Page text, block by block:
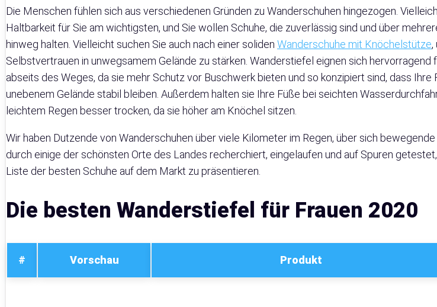
Die Menschen fühlen sich aus verschiedenen Gründen zu Wanderschuhen hingezogen.
Haltbarkeit für Sie am wichtigsten, und Sie wollen Schuhe, die zuverlässig sind und über
hinweg halten. Vielleicht suchen Sie auch nach einer soliden Wanderschuhe mit Knöchelstütze,
Selbstvertrauen in unwegsamem Gelände zu stärken. Wanderstiefel eignen sich hervorragend
abseits des Weges, da sie mehr Schutz vor Buschwerk bieten und so konzipiert sind, dass Ihre
unebenem Gelände stabil bleiben. Außerdem halten sie Ihre Füße bei seichten
leichtem Regen besser trocken, da sie höher am Knöchel sitzen.
Wir haben Dutzende von Wanderschuhen über viele Kilometer im Regen, über sich
durch einige der schönsten Orte des Landes recherchiert, eingelaufen und auf Spuren
Liste der besten Schuhe auf dem Markt zu präsentieren.
Die besten Wanderstiefel für Frauen 2020
# Vorschau Produkt